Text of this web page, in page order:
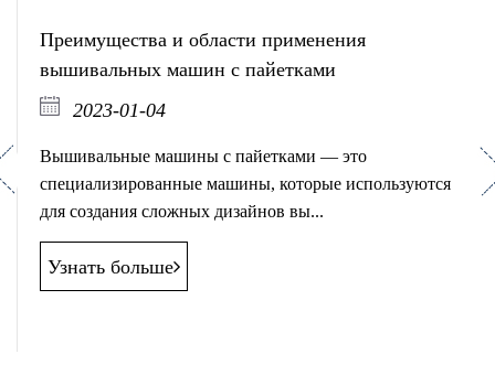
Преимущества и области применения
вышивальных машин с пайетками
2023-01-04
Вышивальные машины с пайетками — это
специализированные машины, которые используются
для создания сложных дизайнов вы...
Узнать больше